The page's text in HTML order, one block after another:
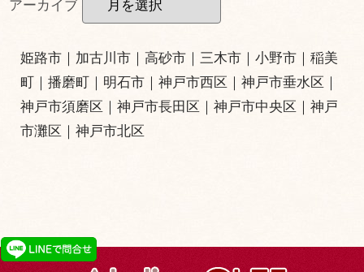
アーカイブ
姫路市 加古川市 高砂市 ｜三木市 ｜小野市｜稲美
町
｜播磨町 明石市 ｜神戸市西区 ｜神戸市垂水区
神戸市須磨区
｜神戸市長田区 ｜神戸市中央区 ｜神戸
市灘区
｜神戸市北区